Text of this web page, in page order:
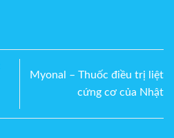
Myonal – Thuốc điều trị liệt
cứng cơ của Nhật